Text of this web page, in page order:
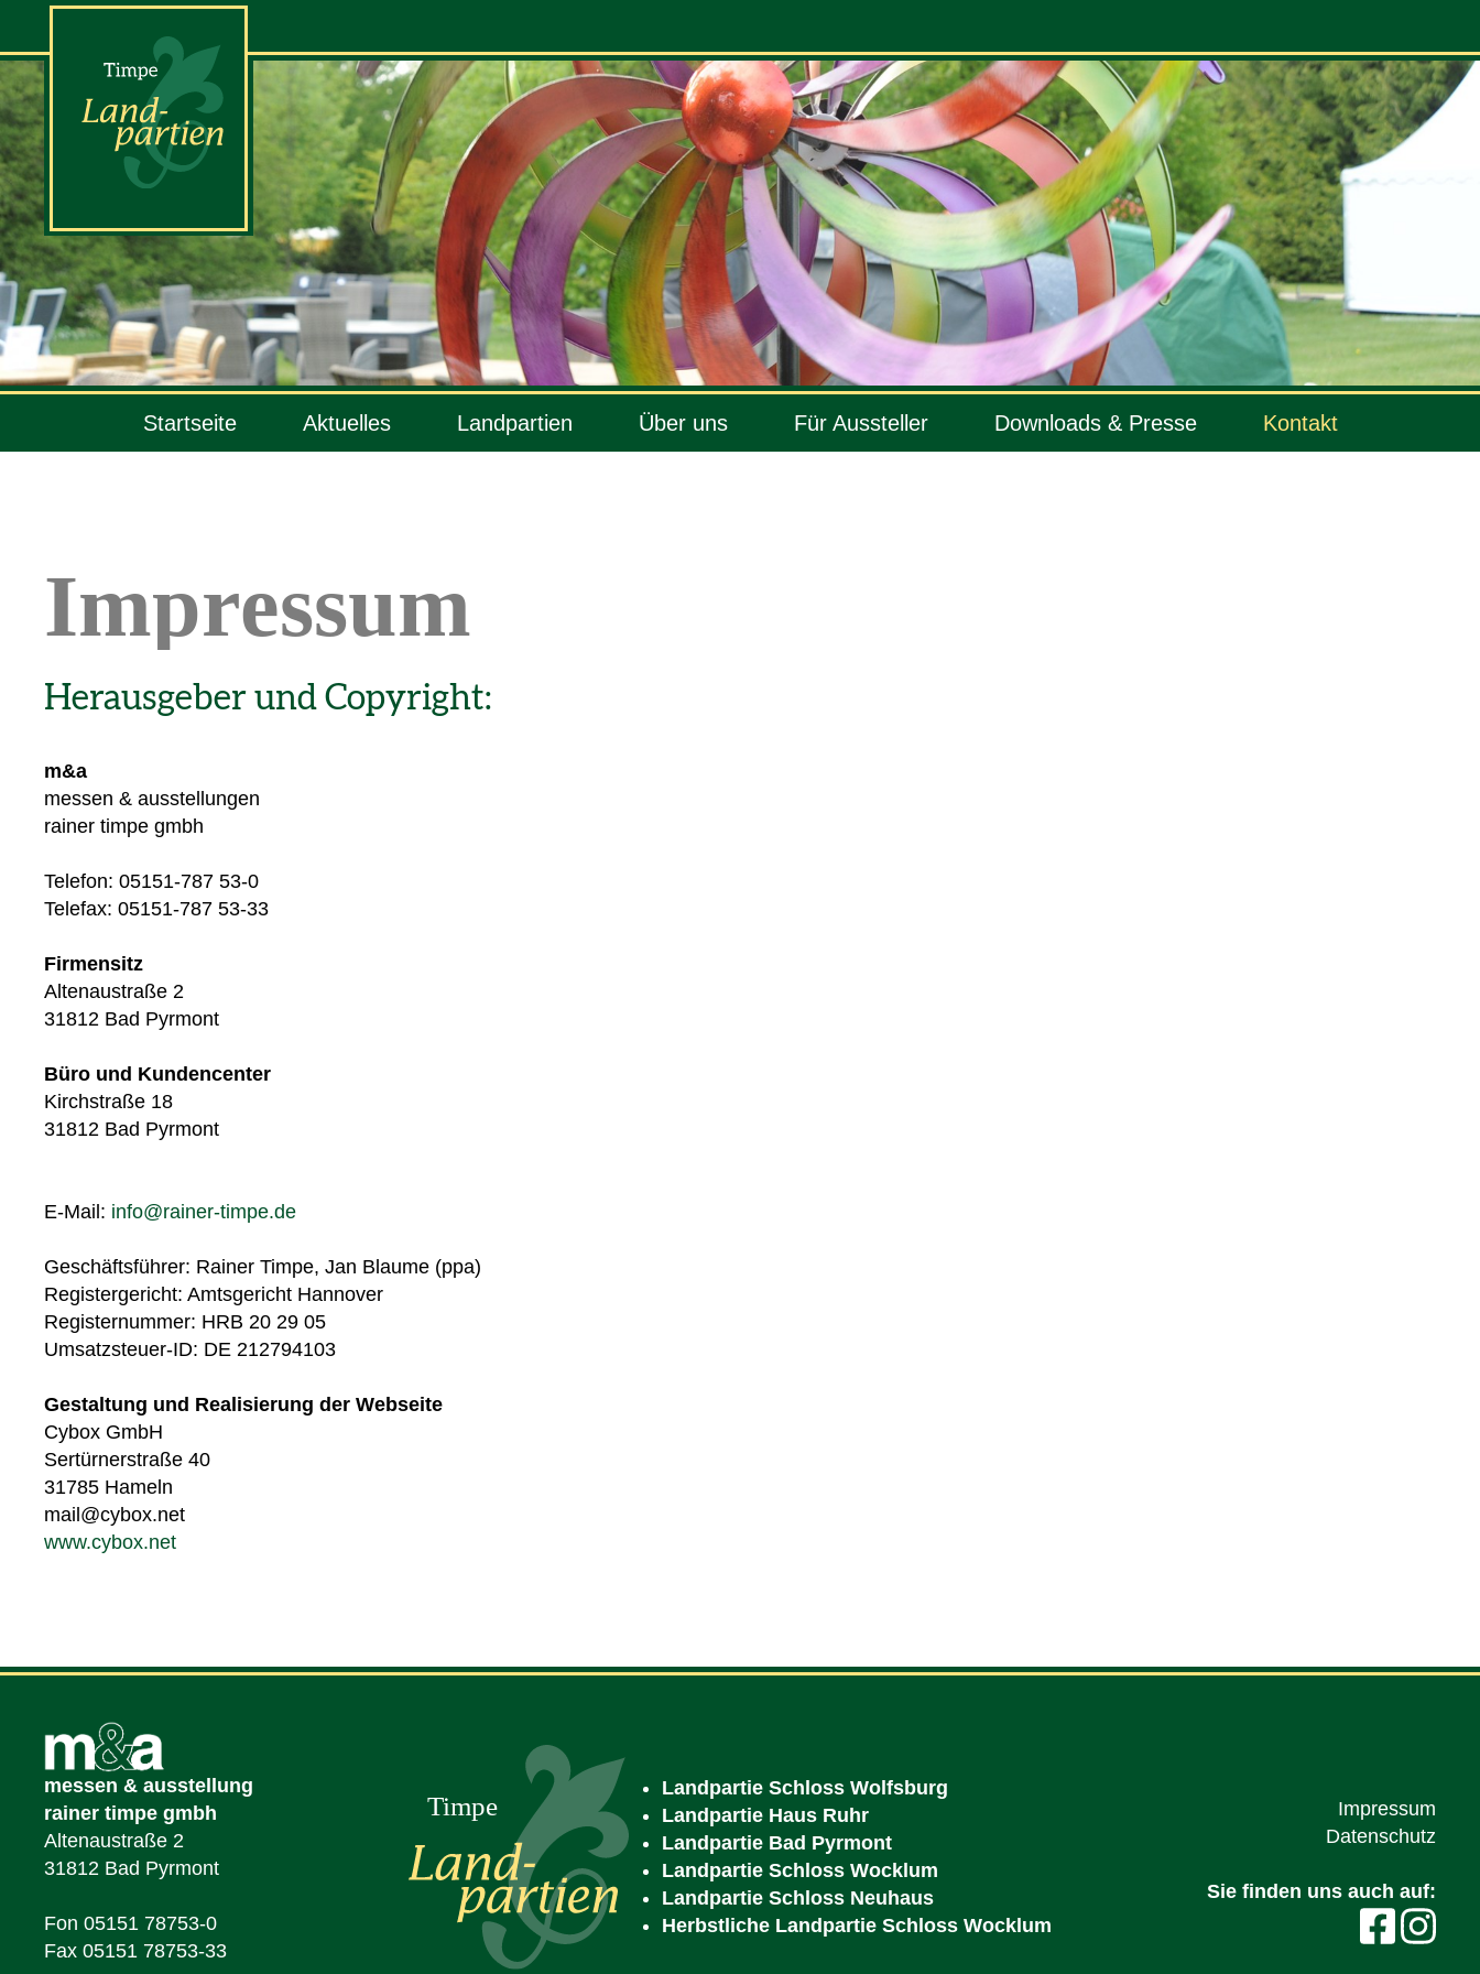
Startseite Aktuelles Landpartien Über uns Für Aussteller Downloads & Presse Kontakt
Impressum
Herausgeber und Copyright:
m&a
messen & ausstellungen
rainer timpe gmbh
Telefon: 05151-787 53-0
Telefax: 05151-787 53-33
Firmensitz
Altenaustraße 2
31812 Bad Pyrmont
Büro und Kundencenter
Kirchstraße 18
31812 Bad Pyrmont
E-Mail: info@rainer-timpe.de
Geschäftsführer: Rainer Timpe, Jan Blaume (ppa)
Registergericht: Amtsgericht Hannover
Registernummer: HRB 20 29 05
Umsatzsteuer-ID: DE 212794103
Gestaltung und Realisierung der Webseite
Cybox GmbH
Sertürnerstraße 40
31785 Hameln
mail@cybox.net
www.cybox.net
messen & ausstellung
rainer timpe gmbh
Altenaustraße 2
31812 Bad Pyrmont
Fon 05151 78753-0
Fax 05151 78753-33
Landpartie Schloss Wolfsburg
Landpartie Haus Ruhr
Landpartie Bad Pyrmont
Landpartie Schloss Wocklum
Landpartie Schloss Neuhaus
Herbstliche Landpartie Schloss Wocklum
Impressum
Datenschutz
Sie finden uns auch auf: